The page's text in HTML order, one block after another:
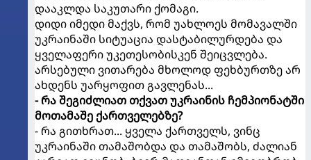
დააკლდა საკუთარი ქომაგი.
დიდი იმედი მაქვს, რომ უახლოეს მომავალში
უკრაინაში სიტუაცია დასტაბილურდება და
ყველაფერი უკეთესობისკენ შეიცვლება.
არსებული ვითარება მხოლოდ ფეხბურთზე არ
ახდენს უარყოფით გავლენას...
- რა შეგიძლიათ თქვათ უკრაინის ჩემპიონატში
მოთამაშე ქართველებზე?
- რა გითხრათ... ყველა ქართველს, ვინც
უკრაინაში თამაშობდა და თამაშობს, ძალიან